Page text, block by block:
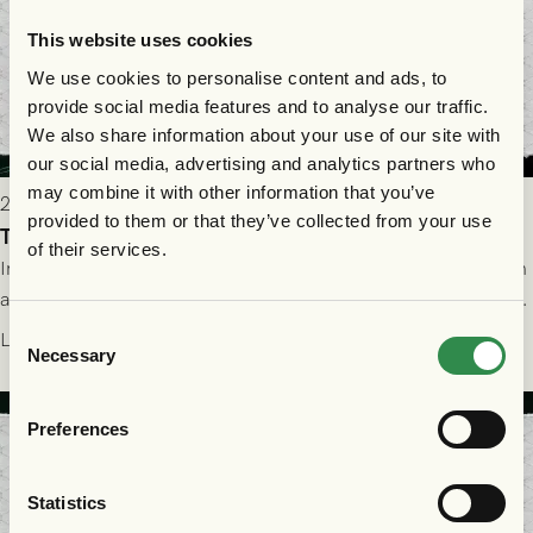
This website uses cookies
We use cookies to personalise content and ads, to
provide social media features and to analyse our traffic.
We also share information about your use of our site with
our social media, advertising and analytics partners who
may combine it with other information that you’ve
provided to them or that they’ve collected from your use
of their services.
Selection
Necessary
Preferences
Statistics
2026-07-29 19:00
Truppen till FC Nordsjælland - GAIS 30/7
Imorgon torsdag spelar GAIS borta mot FC Nordsjælland i den
andra kvalmatchen till Conference League på Right to Dream
Park! Fredrik Holmberg och ledarstaben har tagit ut följande
trupp till matchen:
Läs mer